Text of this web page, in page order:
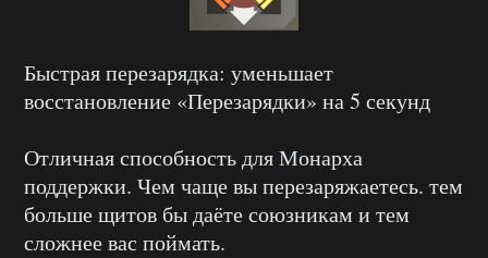
Быстрая перезарядка: уменьшает
восстановление «Перезарядки» на 5 секунд
Отличная способность для Монарха
поддержки. Чем чаще вы перезаряжаетесь. тем
больше щитов бы даёте союзникам и тем
сложнее вас поймать.